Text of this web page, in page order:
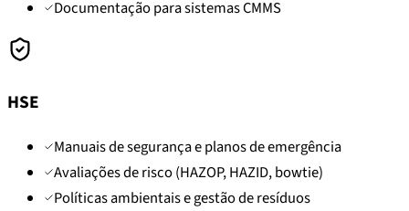
Documentação para sistemas CMMS
HSE
Manuais de segurança e planos de emergência
Avaliações de risco (HAZOP, HAZID, bowtie)
Políticas ambientais e gestão de resíduos